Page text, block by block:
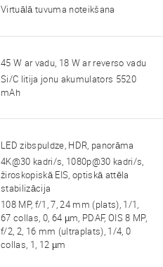
Virtuālā tuvuma noteikšana
45 W ar vadu, 18 W ar reverso vadu
Si/C litija jonu akumulators 5520
mAh
LED zibspuldze, HDR, panorāma
4K@30 kadri/s, 1080p@30 kadri/s,
žiroskopiskā EIS, optiskā attēla
stabilizācija
108 MP, f/1, 7, 24 mm (plats), 1/1,
67 collas, 0, 64 µm, PDAF, OIS 8 MP,
f/2, 2, 16 mm (ultraplats), 1/4, 0
collas, 1, 12 µm